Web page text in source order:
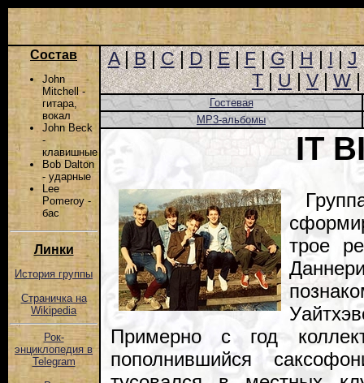
Состав
John
Mitchell -
гитара,
вокал
John Beck
-
клавишные
Bob Dalton
- ударные
Lee
Pomeroy -
бас
Линки
История группы
Страничка на
Wikipedia
Рок-
энциклопедия в
Telegram
A|B|C|D|E|F|G|H|I|J
T|U|V|W
Гостевая
MP3-альбомы
IT
трое
Примерно с год
пополнившийся